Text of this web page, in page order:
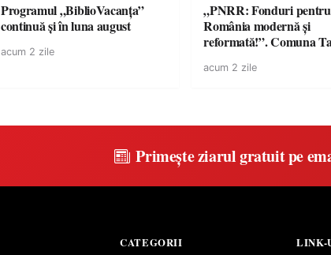
Programul „BiblioVacanța”
continuă și în luna august
acum 2 zile
„PNRR: Fonduri pentru
România modernă și
reformată!”. Comuna
dotare cu mobilier,
acum 2 zile
Primește ziarul gratuit pe
CATEGORII LINK-